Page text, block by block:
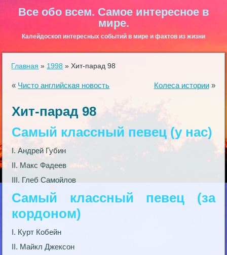
Все обо всем. Самое интересное в
мире.
Калейдоскоп интересных событий в мире и фактов из жизни
Главная » 1998 »Хит-парад 98
« Чисто английская новость Колеса истории»
Хит-парад 98
Самый классный певец (у нас)
I. Андрей Губин
II. Макс Фадеев
III. Глеб Самойлов
Самый классный певец (за
кордоном)
I. Курт Кобейн
II. Майкл Джексон